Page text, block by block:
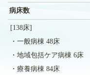
病床数
[138床]
・一般病棟 48床
・地域包括ケア病棟 6床
・療養病棟 84床